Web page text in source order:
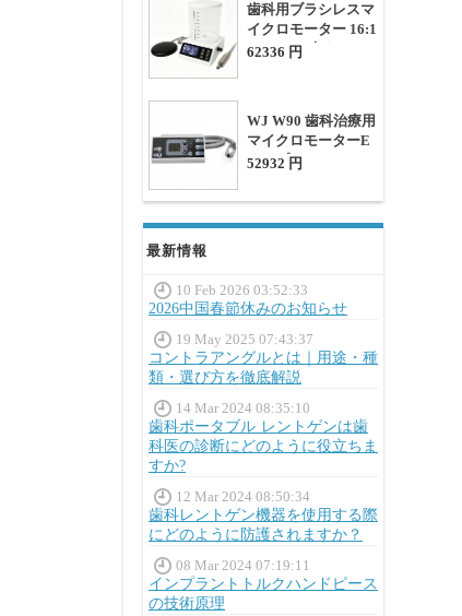
歯科用ブラシレスマ
イクロモーター 16:1
/ 1:1 / 1:5 水タンク
62336 円
WJ W90 歯科治療用
マイクロモーターE
タイプ LEDライト
52932 円
最新情報
10 Feb 2026 03:52:33
2026中国春節休みのお知らせ
19 May 2025 07:43:37
コントラアングルとは｜用途・種
類・選び方を徹底解説
14 Mar 2024 08:35:10
歯科ポータブル レントゲンは歯
科医の診断にどのように役立ちま
すか?
12 Mar 2024 08:50:34
歯科レントゲン機器を使用する際
にどのように防護されますか？
08 Mar 2024 07:19:11
インプラントトルクハンドピース
の技術原理